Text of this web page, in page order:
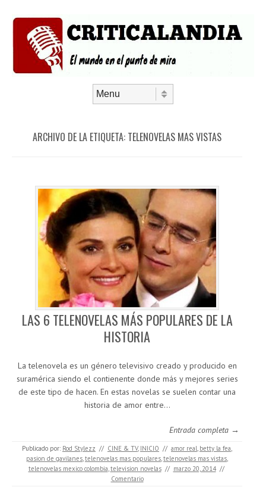
ARCHIVO DE LA ETIQUETA: TELENOVELAS MAS VISTAS
LAS 6 TELENOVELAS MÁS POPULARES DE LA
HISTORIA
La telenovela es un género televisivo creado y producido en
suramérica siendo el contienente donde más y mejores series
de este tipo de hacen. En estas novelas se suelen contar una
historia de amor entre…
Entrada completa →
Publicado por: Rod Stylezz // CINE & TV, INICIO // amor real, betty la fea,
pasion de gavilanes,telenovelas mas populares,telenovelas mas vistas,
telenovelas mexico colombia,television novelas // marzo 20, 2014 //
Comentario